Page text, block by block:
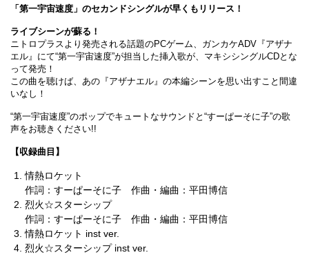
「第一宇宙速度」のセカンドシングルが早くもリリース！
ライブシーンが蘇る！
ニトロプラスより発売される話題のPCゲーム、ガンカケADV『アザナ
エル』にて“第一宇宙速度”が担当した挿入歌が、マキシシングルCDとな
って発売！
この曲を聴けば、あの『アザナエル』の本編シーンを思い出すこと間違
いなし！
“第一宇宙速度”のポップでキュートなサウンドと“すーぱーそに子”の歌
声をお聴きください!!
【収録曲目】
情熱ロケット
作詞：すーぱーそに子 作曲・編曲：平田博信
烈火☆スターシップ
作詞：すーぱーそに子 作曲・編曲：平田博信
情熱ロケット inst ver.
烈火☆スターシップ inst ver.